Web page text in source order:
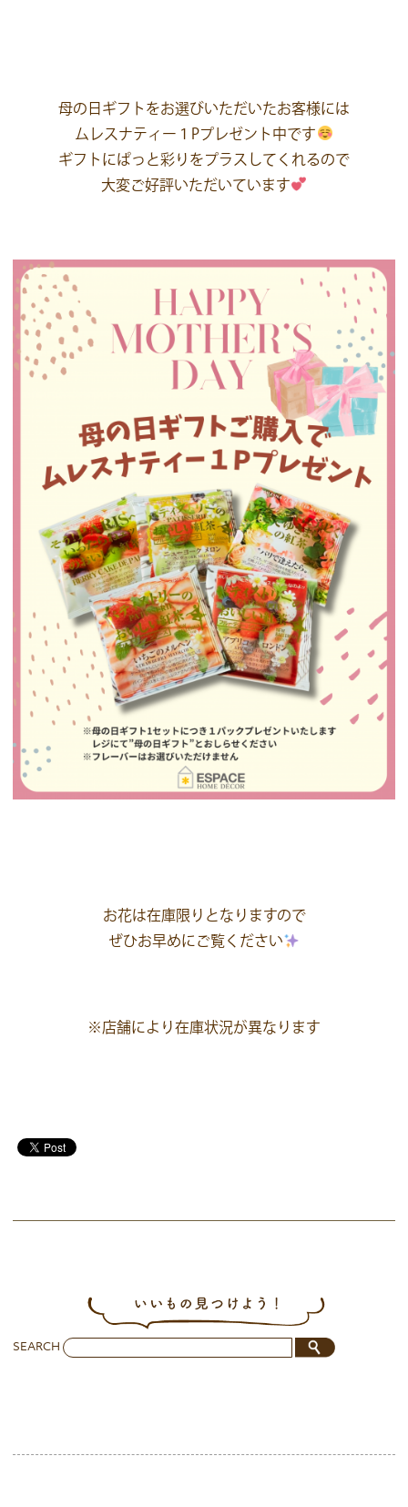
母の日ギフトをお選びいただいたお客様には
ムレスナティー１Pプレゼント中です
ギフトにぱっと彩りをプラスしてくれるので
大変ご好評いただいています
お花は在庫限りとなりますので
ぜひお早めにご覧ください
※店舗により在庫状況が異なります
SEARCH